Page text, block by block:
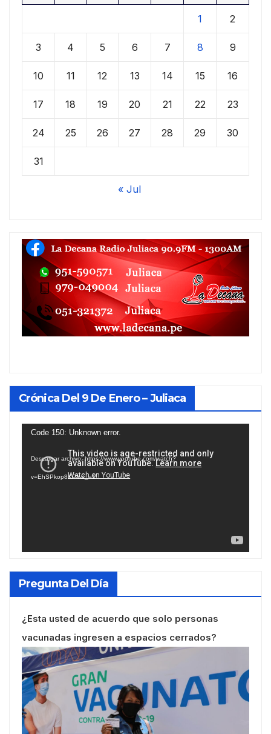
1 2
3 4 5 6 7 8 9
10 11 12 13 14 15 16
17 18 19 20 21 22 23
24 25 26 27 28 29 30
31
« Jul
Crónica Del 9 De Enero – Juliaca
Reproductor
vídeo
Code 150: Unknown error.
Descargar archivo: https://www.youtube.com/watch?
v=EhSPkop8KPY&_=1
Pregunta Del Día
¿Esta usted de acuerdo que solo personas
vacunadas ingresen a espacios cerrados?